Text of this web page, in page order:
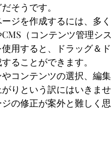
そうです。
ジを作成するには、多
（コンテンツ管理シ
用すると、ドラッグ＆
ることができます。
コンテンツの選択、編
りという訳にはいきませ
の修正が案外と難しく